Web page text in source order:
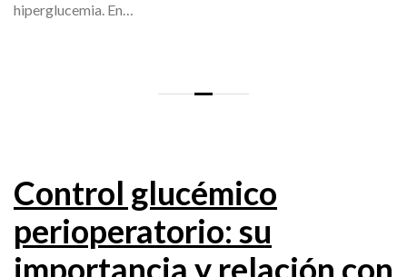
hiperglucemia. En…
Control glucémico
perioperatorio: su